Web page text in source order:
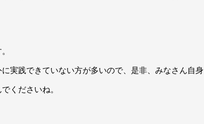
実践できていない方が多いので、是非、みなさん自身
くださいね。